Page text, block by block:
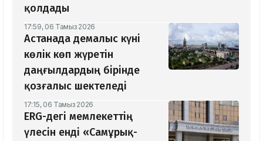
қолдады
17:59, 06 Тамыз 2026
Астанада демалыс күні
көлік көп жүретін
даңғылдардың бірінде
қозғалыс шектеледі
17:15, 06 Тамыз 2026
ERG-дегі мемлекеттің
үлесін енді «Самұрық-